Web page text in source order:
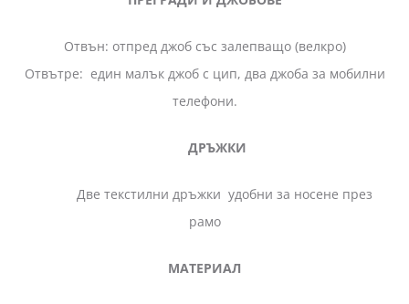
Отвън: отпред джоб със залепващо (велкро)
Отвътре: един малък джоб с цип, два джоба за мобилни
телефони.
ДРЪЖКИ
Две текстилни дръжки удобни за носене през
рамо
МАТЕРИАЛ